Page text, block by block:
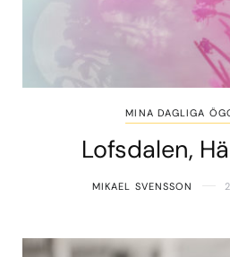
MINA DAGLIGA
Lofsdalen,
MIKAEL SVENSSON